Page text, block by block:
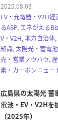
2025.08.03
EV・充電器・V2H
るASP, エネがえる
V・V2H, 地方自治体
知識, 太陽光・蓄電
売・営業ノウハウ,
素・カーボンニュー
広島県の太陽光 蓄
電池・EV・V2Hを
（2025年）